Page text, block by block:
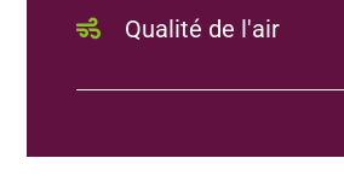
Qualité de l'air